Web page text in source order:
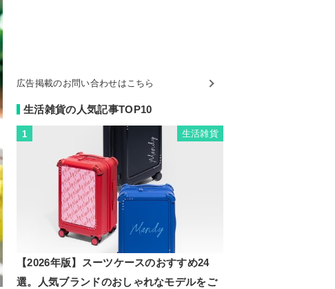
広告掲載のお問い合わせはこちら
生活雑貨の人気記事TOP10
1 生活雑貨
【2026年版】スーツケースのおすすめ24
選。人気ブランドのおしゃれなモデルをご